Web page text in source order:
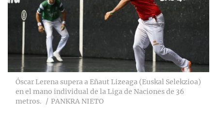
Óscar Lerena supera a Eñaut Lizeaga (Euskal Selekzioa)
en el mano individual de la Liga de Naciones de 36
metros.
PANKRA NIETO